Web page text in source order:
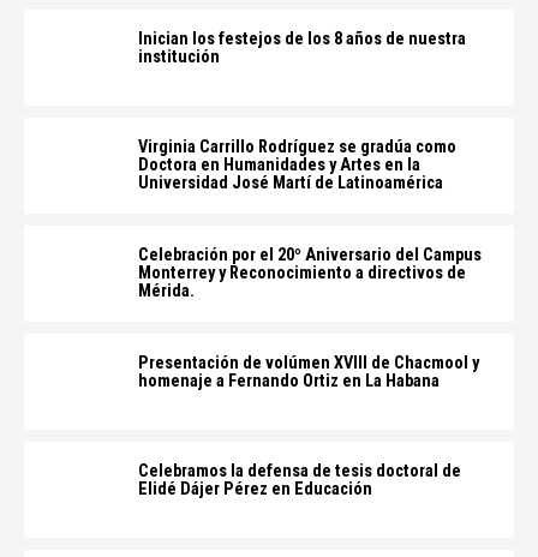
Inician los festejos de los 8 años de nuestra
institución
Virginia Carrillo Rodríguez se gradúa como
Doctora en Humanidades y Artes en la
Universidad José Martí de Latinoamérica
Celebración por el 20º Aniversario del Campus
Monterrey y Reconocimiento a directivos de
Mérida.
Presentación de volúmen XVIII de Chacmool y
homenaje a Fernando Ortiz en La Habana
Celebramos la defensa de tesis doctoral de
Elidé Dájer Pérez en Educación